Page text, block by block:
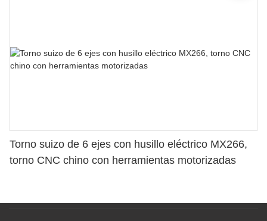
Torno suizo de 6 ejes con husillo eléctrico MX266,
torno CNC chino con herramientas motorizadas